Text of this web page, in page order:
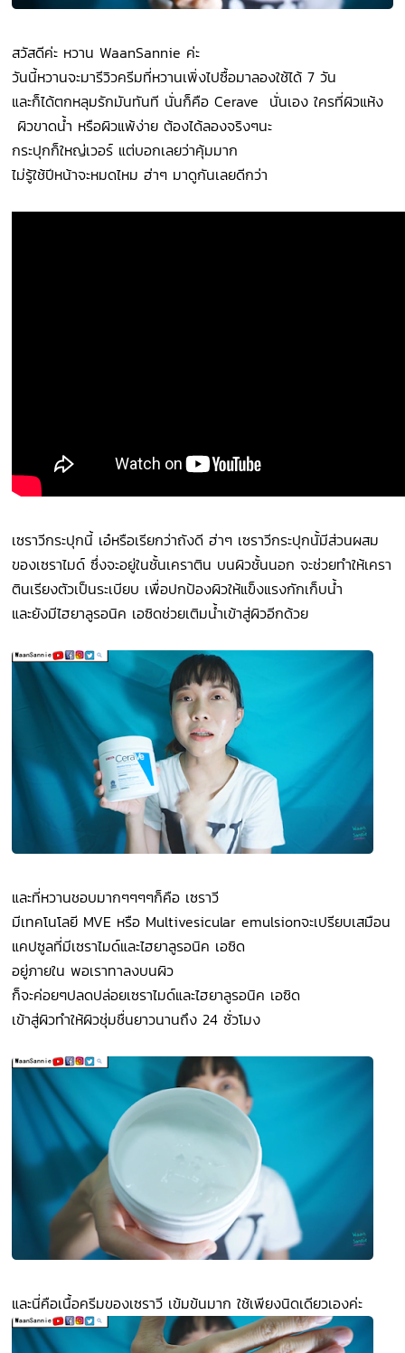
สวัสดีค่ะ หวาน WaanSannie ค่ะ
วันนี้หวานจะมารีวิวครีมที่หวานเพิ่งไปซื้อมาลองใช้ได้ 7 วัน
และก็ได้ตกหลุมรักมันทันที นั่นก็คือ Cerave นั่นเอง ใครที่ผิวแห้ง
ผิวขาดน้ำ หรือผิวแพ้ง่าย ต้องได้ลองจริงๆนะ
กระปุกก็ใหญ่เวอร์ แต่บอกเลยว่าคุ้มมาก
ไม่รู้ใช้ปีหน้าจะหมดไหม ฮ่าๆ มาดูกันเลยดีกว่า
เซราวีกระปุกนี้ เอ๋หรือเรียกว่าถังดี ฮ่าๆ เซราวีกระปุกนั้มีส่วนผสม
ของเซราไมด์ ซึ่งจะอยู่ในชั้นเคราติน บนผิวชั้นนอก จะช่วยทำให้เครา
ตินเรียงตัวเป็นระเบียบ เพื่อปกป้องผิวให้แข็งแรงกักเก็บน้ำ
และยังมีไฮยาลูรอนิค เอซิดช่วยเติมน้ำเข้าสู่ผิวอีกด้วย
และที่หวานชอบมากๆๆๆๆก็คือ เซราวี
มีเทคโนโลยี MVE หรือ Multivesicular emulsionจะเปรียบเสมือน
แคปซูลที่มีเซราไมด์และไฮยาลูรอนิค เอซิด
อยู่ภายใน พอเราทาลงบนผิว
ก็จะค่อยๆปลดปล่อยเซราไมด์และไฮยาลูรอนิค เอซิด
เข้าสู่ผิวทำให้ผิวชุ่มชื่นยาวนานถึง 24 ชั่วโมง
และนี่คือเนื้อครีมของเซราวี เข้มข้นมาก ใช้เพียงนิดเดียวเองค่ะ